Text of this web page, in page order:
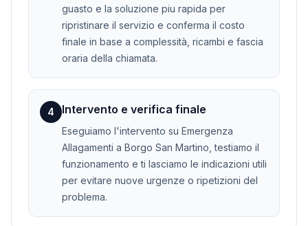
guasto e la soluzione piu rapida per
ripristinare il servizio e conferma il costo
finale in base a complessità, ricambi e fascia
oraria della chiamata.
4 Intervento e verifica finale
Eseguiamo l'intervento su Emergenza
Allagamenti a Borgo San Martino, testiamo il
funzionamento e ti lasciamo le indicazioni utili
per evitare nuove urgenze o ripetizioni del
problema.